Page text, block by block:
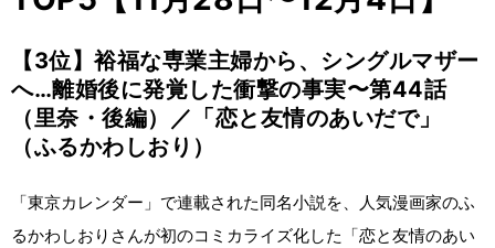
特集
編集部
【3位】裕福な専業主婦から、シングルマザー
へ…離婚後に発覚した衝撃の事実〜第44話
（里奈・後編）／「恋と友情のあいだで」
（ふるかわしおり）
「東京カレンダー」で連載された同名小説を、人気漫画家のふ
るかわしおりさんが初のコミカライズ化した「恋と友情のあい